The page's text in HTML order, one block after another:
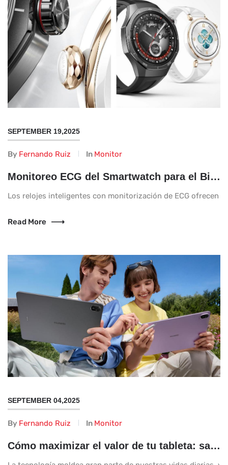
SEPTEMBER 19,2025
By Fernando Ruiz In Monitor
Monitoreo ECG del Smartwatch para el Bienestar Diario
Los relojes inteligentes con monitorización de ECG ofrecen
Read More
SEPTEMBER 04,2025
By Fernando Ruiz In Monitor
Cómo maximizar el valor de tu tableta: saca el máximo provecho de tu dispositivo